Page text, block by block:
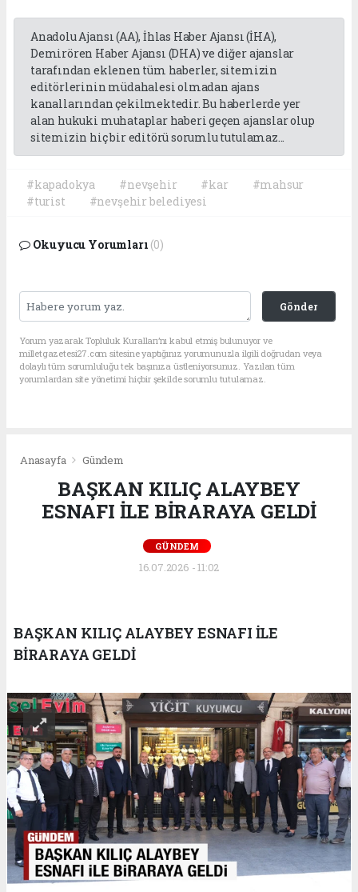
Anadolu Ajansı (AA), İhlas Haber Ajansı (İHA),
Demirören Haber Ajansı (DHA) ve diğer ajanslar
tarafından eklenen tüm haberler, sitemizin
editörlerinin müdahalesi olmadan ajans
kanallarından çekilmektedir. Bu haberlerde yer
alan hukuki muhataplar haberi geçen ajanslar olup
sitemizin hiç bir editörü sorumlu tutulamaz...
#kapadokya #nevşehir #kar
#mahsur
#turist
#nevşehir belediyesi
Okuyucu Yorumları (0)
Gönder
Yorum yazarak Topluluk Kuralları’nı kabul etmiş bulunuyor ve
milletgazetesi27.com sitesine yaptığınız yorumunuzla ilgili doğrudan veya
dolaylı tüm sorumluluğu tek başınıza üstleniyorsunuz. Yazılan tüm
yorumlardan site yönetimi hiçbir şekilde sorumlu tutulamaz.
Anasayfa Gündem
BAŞKAN KILIÇ ALAYBEY
ESNAFI İLE BİRARAYA GELDİ
GÜNDEM
16.07.2026 - 11:02
BAŞKAN KILIÇ ALAYBEY ESNAFI İLE
BİRARAYA GELDİ